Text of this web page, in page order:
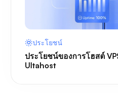
ประโยชน์
ประโยชน์ของการโฮสต์
Ultahost